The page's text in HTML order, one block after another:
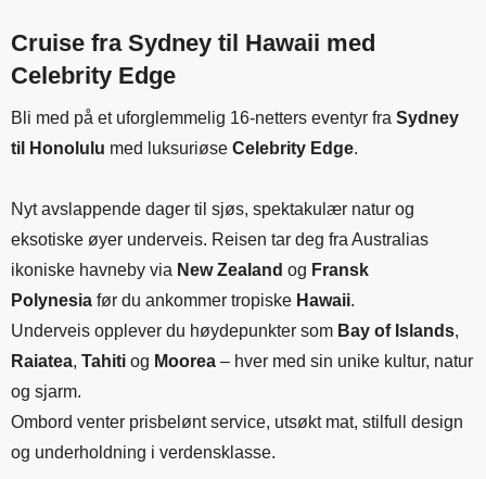
Cruise fra Sydney til Hawaii med
Celebrity Edge
Bli med på et uforglemmelig 16-netters eventyr fra Sydney
til Honolulu med luksuriøse Celebrity Edge.
Nyt avslappende dager til sjøs, spektakulær natur og
eksotiske øyer underveis. Reisen tar deg fra Australias
ikoniske havneby via New Zealand og Fransk
Polynesia før du ankommer tropiske Hawaii.
Underveis opplever du høydepunkter som Bay of Islands,
Raiatea, Tahiti og Moorea – hver med sin unike kultur, natur
og sjarm.
Ombord venter prisbelønt service, utsøkt mat, stilfull design
og underholdning i verdensklasse.